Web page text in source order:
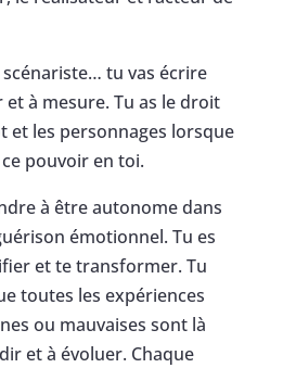
tu vas écrire
à mesure. Tu as le droit
et les personnages lorsque
pouvoir en toi.
à être autonome dans
émotionnel. Tu es
et te transformer. Tu
toutes les expériences
ou mauvaises sont là
et à évoluer. Chaque